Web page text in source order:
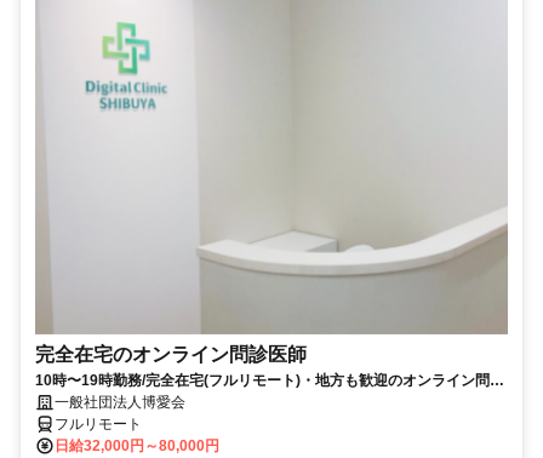
完全在宅のオンライン問診医師
10時〜19時勤務/完全在宅(フルリモート)・地方も歓迎のオンライン問診
業務一般社団法人博愛会
フルリモート
日給32,000円～80,000円